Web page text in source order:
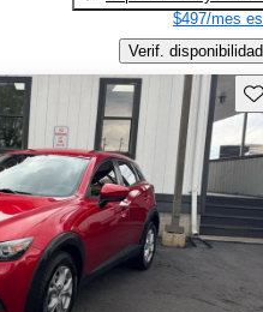
$497/mes
Verif. disponibilidad